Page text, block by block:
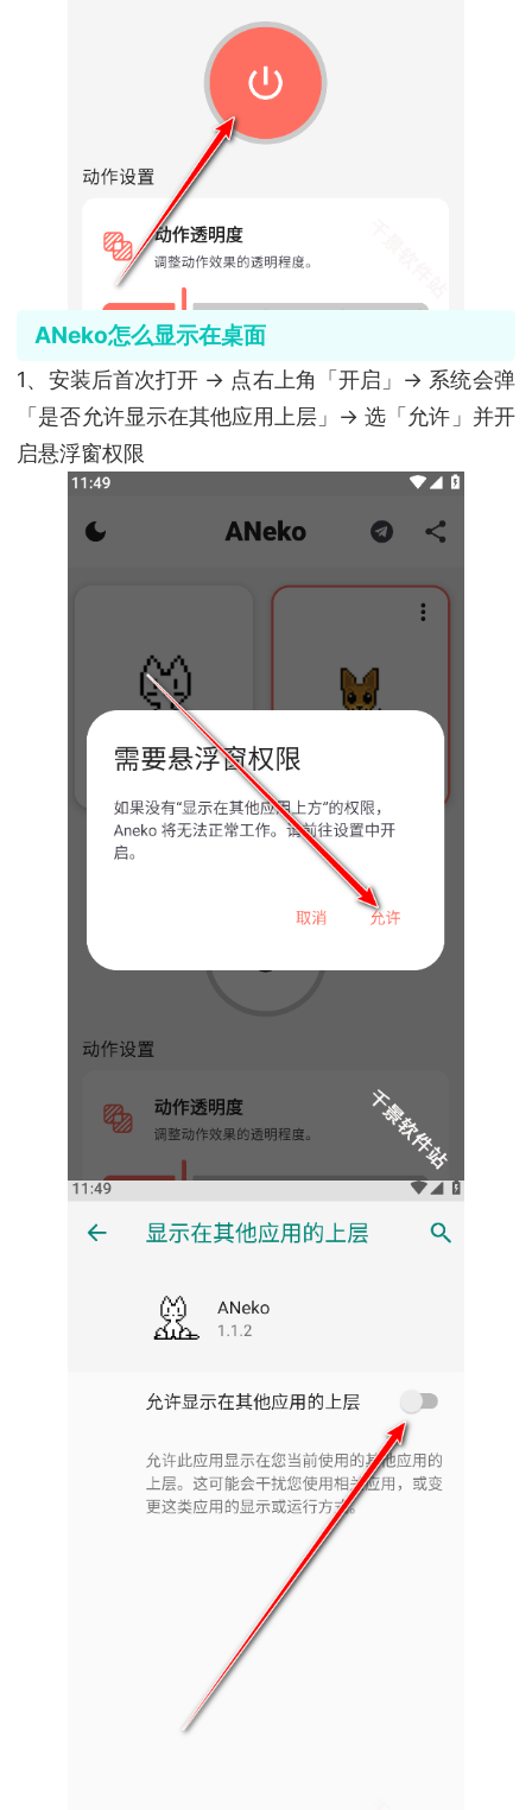
ANeko怎么显示在桌面
1、安装后首次打开 → 点右上角「开启」→ 系统会弹
「是否允许显示在其他应用上层」→ 选「允许」并开
启悬浮窗权限